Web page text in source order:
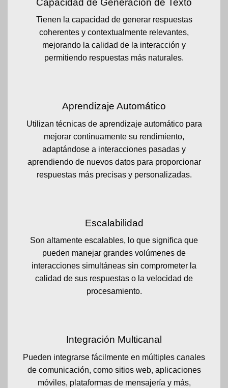
Tienen la capacidad de generar respuestas
coherentes y contextualmente relevantes,
mejorando la calidad de la interacción y
permitiendo respuestas más naturales.
Aprendizaje Automático
Utilizan técnicas de aprendizaje automático para
mejorar continuamente su rendimiento,
adaptándose a interacciones pasadas y
aprendiendo de nuevos datos para proporcionar
respuestas más precisas y personalizadas.
Escalabilidad
Son altamente escalables, lo que significa que
pueden manejar grandes volúmenes de
interacciones simultáneas sin comprometer la
calidad de sus respuestas o la velocidad de
procesamiento.
Integración Multicanal
Pueden integrarse fácilmente en múltiples canales
de comunicación, como sitios web, aplicaciones
móviles, plataformas de mensajería y más,